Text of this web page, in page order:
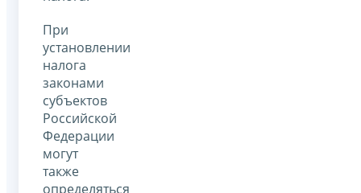
При
установлении
налога
законами
субъектов
Российской
Федерации
могут
также
определяться